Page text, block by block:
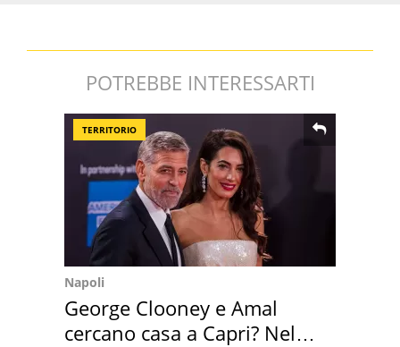
POTREBBE INTERESSARTI
TERRITORIO
Napoli
George Clooney e Amal
cercano casa a Capri? Nel